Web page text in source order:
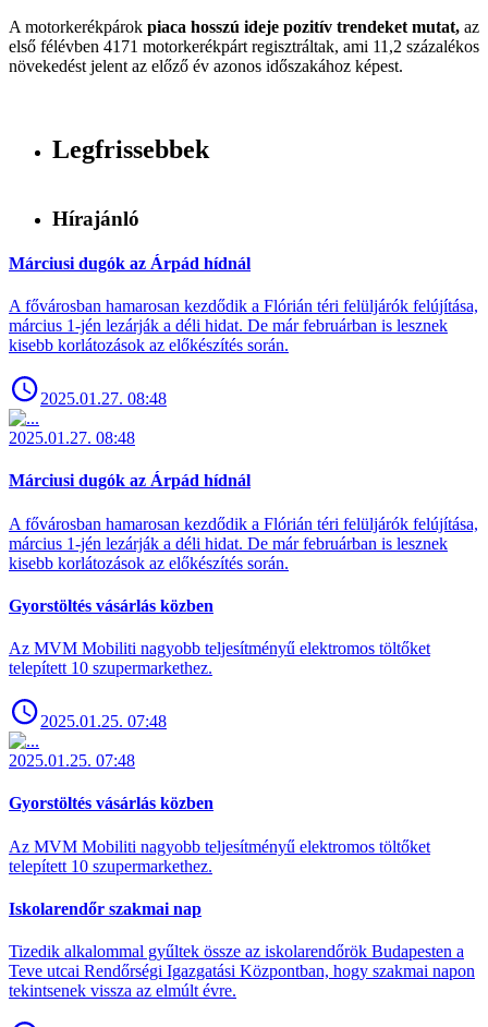
A motorkerékpárok piaca hosszú ideje pozitív trendeket mutat, az
első félévben 4171 motorkerékpárt regisztráltak, ami 11,2 százalékos
növekedést jelent az előző év azonos időszakához képest.
Legfrissebbek
Hírajánló
Márciusi dugók az Árpád hídnál
A fővárosban hamarosan kezdődik a Flórián téri felüljárók felújítása,
március 1-jén lezárják a déli hidat. De már februárban is lesznek
kisebb korlátozások az előkészítés során.
2025.01.27. 08:48
2025.01.27. 08:48
Márciusi dugók az Árpád hídnál
A fővárosban hamarosan kezdődik a Flórián téri felüljárók felújítása,
március 1-jén lezárják a déli hidat. De már februárban is lesznek
kisebb korlátozások az előkészítés során.
Gyorstöltés vásárlás közben
Az MVM Mobiliti nagyobb teljesítményű elektromos töltőket
telepített 10 szupermarkethez.
2025.01.25. 07:48
2025.01.25. 07:48
Gyorstöltés vásárlás közben
Az MVM Mobiliti nagyobb teljesítményű elektromos töltőket
telepített 10 szupermarkethez.
Iskolarendőr szakmai nap
Tizedik alkalommal gyűltek össze az iskolarendőrök Budapesten a
Teve utcai Rendőrségi Igazgatási Központban, hogy szakmai napon
tekintsenek vissza az elmúlt évre.